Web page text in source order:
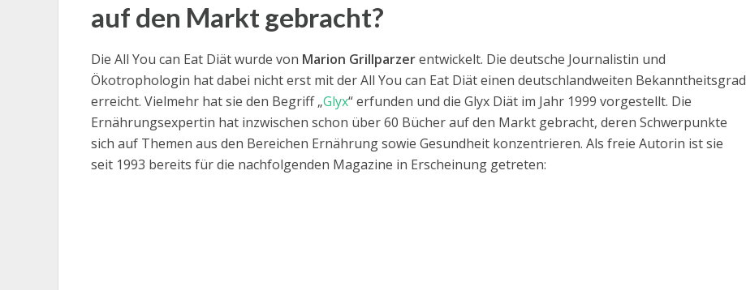
auf den Markt gebracht?
Die All You can Eat Diät wurde von Marion Grillparzerentwickelt. Die deutsche Journalistin und
Ökotrophologin hat dabei nicht erst mit der All You can Eat Diät einen deutschlandweiten Bekanntheitsgrad
erreicht. Vielmehr hat sie den Begriff „Glyx“ erfunden und die Glyx Diät im Jahr 1999 vorgestellt. Die
Ernährungsexpertin hat inzwischen schon über 60 Bücher auf den Markt gebracht, deren Schwerpunkte
sich auf Themen aus den Bereichen Ernährung sowie Gesundheit konzentrieren. Als freie Autorin ist sie
seit 1993 bereits für die nachfolgenden Magazine in Erscheinung getreten: